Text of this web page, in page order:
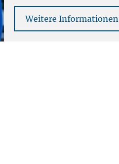
Weitere Informationen